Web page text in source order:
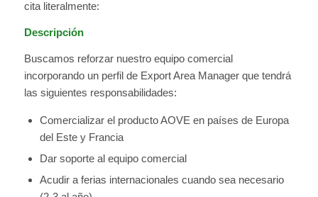
cita literalmente:
Descripción
Buscamos reforzar nuestro equipo comercial
incorporando un perfil de Export Area Manager que tendrá
las siguientes responsabilidades:
Comercializar el producto AOVE en países de Europa
del Este y Francia
Dar soporte al equipo comercial
Acudir a ferias internacionales cuando sea necesario